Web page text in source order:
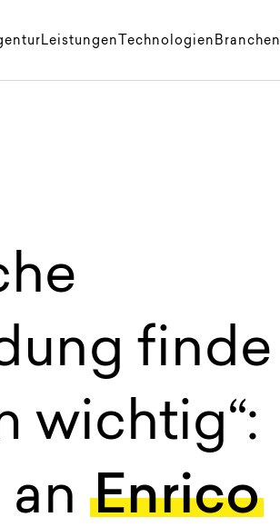
Leistungen Technologien Branchen
finde
wichtig“:
an Enrico